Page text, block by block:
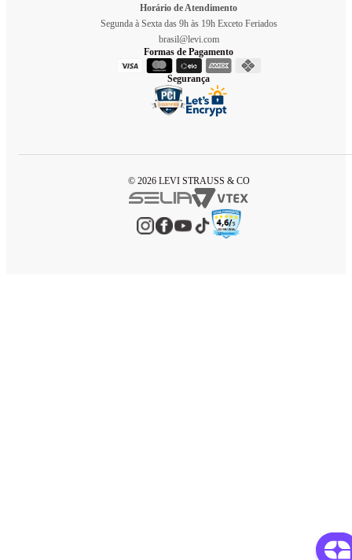
Horário de Atendimento
Segunda à Sexta das 9h às 19h Exceto Feriados
brasil@levi.com
Formas de Pagamento
Segurança
© 2026 LEVI STRAUSS & CO